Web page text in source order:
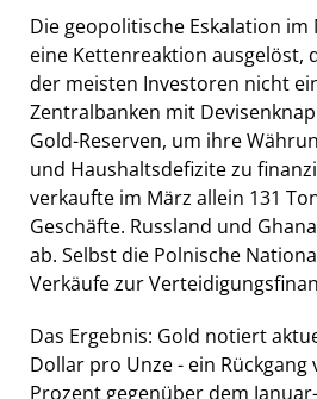
Die geopolitische Eskalation im
eine Kettenreaktion ausgelöst,
der meisten Investoren nicht
Zentralbanken mit
Gold-Reserven, um ihre
und Haushaltsdefizite zu
verkaufte im März allein 131
Geschäfte. Russland und
ab. Selbst die Polnische
Verkäufe zur
Das Ergebnis: Gold notiert
Dollar pro Unze - ein
Prozent gegenüber dem